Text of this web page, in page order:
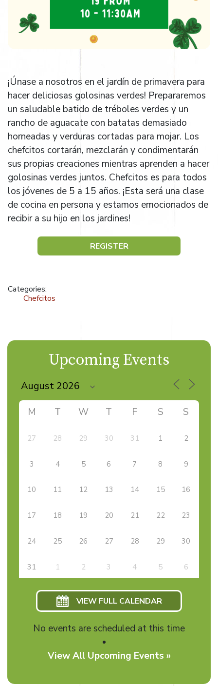
¡Únase a nosotros en el jardín de primavera para
hacer deliciosas golosinas verdes! Prepararemos
un saludable batido de tréboles verdes y un
rancho de aguacate con batatas demasiado
horneadas y verduras cortadas para mojar. Los
chefcitos cortarán, mezclarán y condimentarán
sus propias creaciones mientras aprenden a hacer
golosinas verdes juntos. Chefcitos es para todos
los jóvenes de 5 a 15 años. ¡Esta será una clase
de cocina en persona y estamos emocionados de
recibir a su hijo en los jardines!
REGISTER
Categories:
Chefcitos
Upcoming Events
M T W T F S S
27 28 29 30 31 1 2
3 4 5 6 7 8 9
10 11 12 13 14 15 16
17 18 19 20 21 22 23
24 25 26 27 28 29 30
31 1 2 3 4 5 6
VIEW FULL CALENDAR
No events are scheduled at this time
View All Upcoming Events »